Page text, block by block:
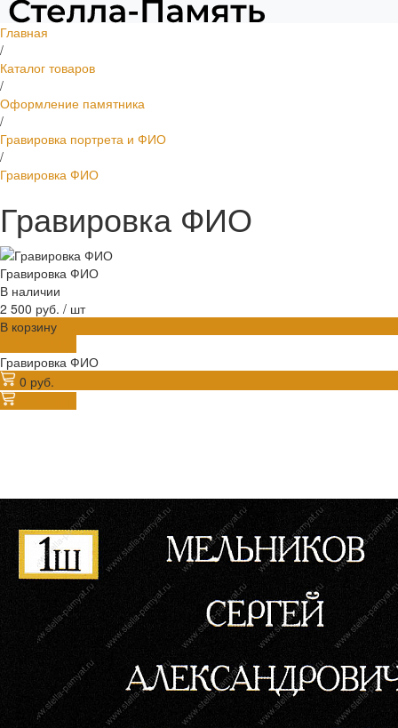
Главная
/
Каталог товаров
/
Оформление памятника
/
Гравировка портрета и ФИО
/
Гравировка ФИО
Гравировка ФИО
Гравировка ФИО
В наличии
2 500 руб. / шт
В корзину
Гравировка ФИО
0 руб.